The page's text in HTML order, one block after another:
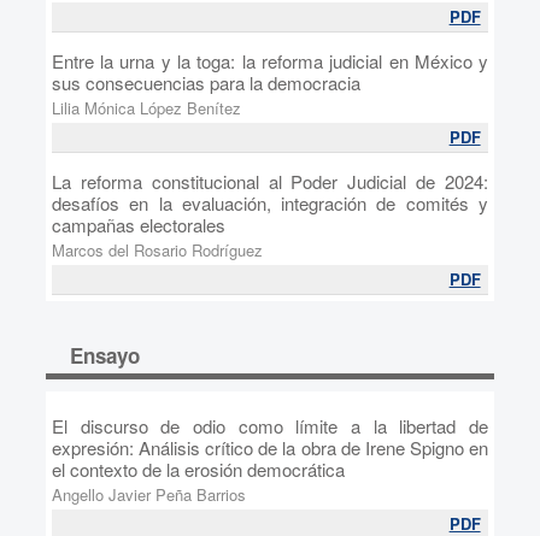
PDF
Entre la urna y la toga: la reforma judicial en México y
sus consecuencias para la democracia
Lilia Mónica López Benítez
PDF
La reforma constitucional al Poder Judicial de 2024:
desafíos en la evaluación, integración de comités y
campañas electorales
Marcos del Rosario Rodríguez
PDF
Ensayo
El discurso de odio como límite a la libertad de
expresión: Análisis crítico de la obra de Irene Spigno en
el contexto de la erosión democrática
Angello Javier Peña Barrios
PDF